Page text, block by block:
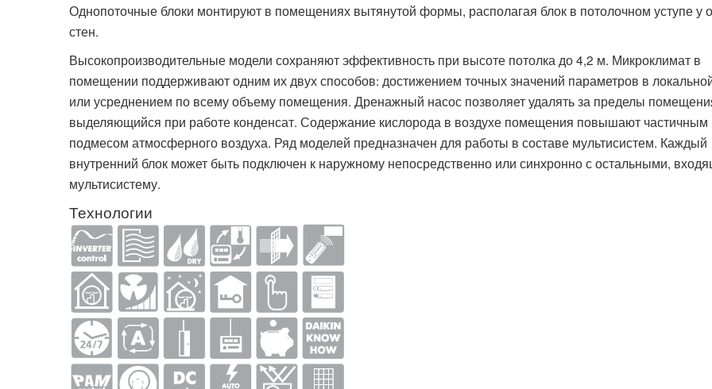
Однопоточные блоки монтируют в помещениях вытянутой формы, располагая блок в потолочном уступе у
стен.
Высокопроизводительные модели сохраняют эффективность при высоте потолка до 4,2 м. Микроклимат в
помещении поддерживают одним их двух способов: достижением точных значений параметров в
или усреднением по всему объему помещения. Дренажный насос позволяет удалять за пределы
выделяющийся при работе конденсат. Содержание кислорода в воздухе помещения повышают частичным
подмесом атмосферного воздуха. Ряд моделей предназначен для работы в составе мультисистем. Каждый
внутренний блок может быть подключен к наружному непосредственно или синхронно с остальными,
мультисистему.
Технологии